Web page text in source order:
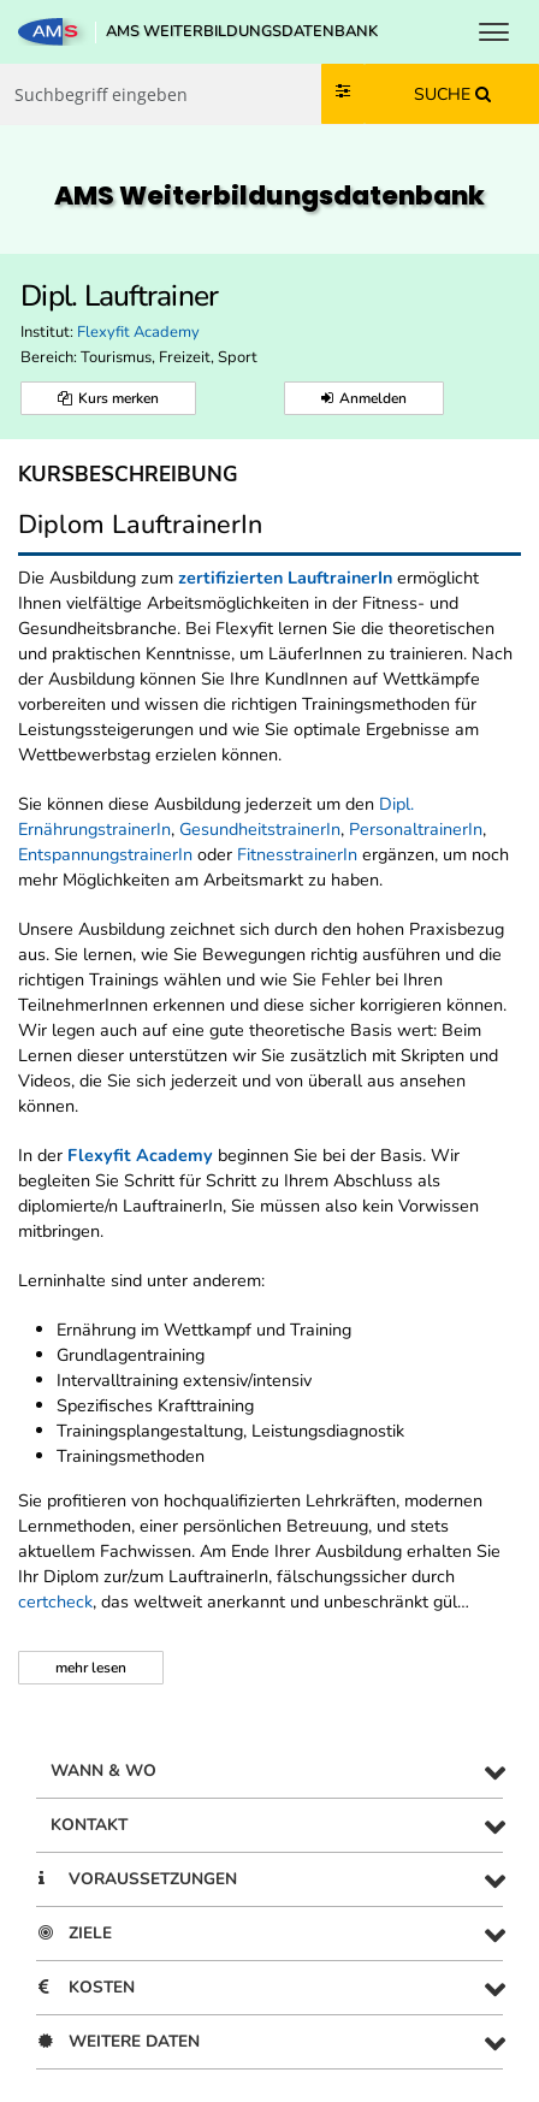
Zum Inhalt springen
Zum Navmenü springen
Zur Suche springen
Zur Footer springen
AMS WEITERBILDUNGSDATENBANK
SUCHE
AMS Weiterbildungs­datenbank
Dipl. Lauftrainer
Institut: Flexyfit Academy
Bereich: Tourismus, Freizeit, Sport
Kurs merken Anmelden
KURSBESCHREIBUNG
Diplom LauftrainerIn
Die Ausbildung zum zertifizierten LauftrainerIn ermöglicht
Ihnen vielfältige Arbeitsmöglichkeiten in der Fitness- und
Gesundheitsbranche. Bei Flexyfit lernen Sie die theoretischen
und praktischen Kenntnisse, um LäuferInnen zu trainieren. Nach
der Ausbildung können Sie Ihre KundInnen auf Wettkämpfe
vorbereiten und wissen die richtigen Trainingsmethoden für
Leistungssteigerungen und wie Sie optimale Ergebnisse am
Wettbewerbstag erzielen können.
Sie können diese Ausbildung jederzeit um den Dipl.
ErnährungstrainerIn, GesundheitstrainerIn, PersonaltrainerIn,
EntspannungstrainerIn oder FitnesstrainerIn ergänzen, um noch
mehr Möglichkeiten am Arbeitsmarkt zu haben.
Unsere Ausbildung zeichnet sich durch den hohen Praxisbezug
aus. Sie lernen, wie Sie Bewegungen richtig ausführen und die
richtigen Trainings wählen und wie Sie Fehler bei Ihren
TeilnehmerInnen erkennen und diese sicher korrigieren können.
Wir legen auch auf eine gute theoretische Basis wert: Beim
Lernen dieser unterstützen wir Sie zusätzlich mit Skripten und
Videos, die Sie sich jederzeit und von überall aus ansehen
können.
In der Flexyfit Academy beginnen Sie bei der Basis. Wir
begleiten Sie Schritt für Schritt zu Ihrem Abschluss als
diplomierte/n LauftrainerIn, Sie müssen also kein Vorwissen
mitbringen.
Lerninhalte sind unter anderem:
Ernährung im Wettkampf und Training
Grundlagentraining
Intervalltraining extensiv/intensiv
Spezifisches Krafttraining
Trainingsplangestaltung, Leistungsdiagnostik
Trainingsmethoden
Sie profitieren von hochqualifizierten Lehrkräften, modernen
Lernmethoden, einer persönlichen Betreuung, und stets
aktuellem Fachwissen. Am Ende Ihrer Ausbildung erhalten Sie
Ihr Diplom zur/zum LauftrainerIn, fälschungssicher durch
certcheck, das weltweit anerkannt und unbeschränkt gül…
mehrlesen
WANN & WO
KONTAKT
VORAUSSETZUNGEN
ZIELE
KOSTEN
WEITERE DATEN